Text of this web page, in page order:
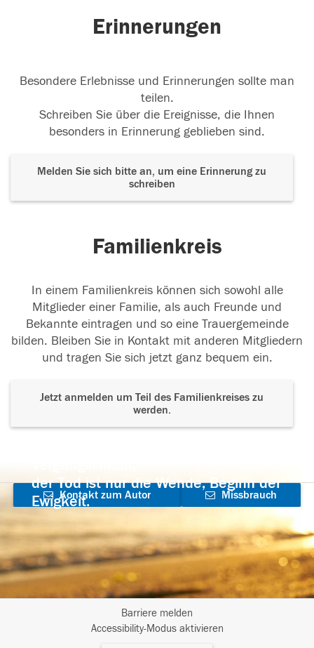
Erinnerungen
Besondere Erlebnisse und Erinnerungen sollte man
teilen.
Schreiben Sie über die Ereignisse, die Ihnen
besonders in Erinnerung geblieben sind.
Melden Sie sich bitte an, um eine Erinnerung zu
schreiben
Familienkreis
In einem Familienkreis können sich sowohl alle
Mitglieder einer Familie, als auch Freunde und
Bekannte eintragen und so eine Trauergemeinde
bilden. Bleiben Sie in Kontakt mit anderen Mitgliedern
und tragen Sie sich jetzt ganz bequem ein.
Jetzt anmelden um Teil des Familienkreises zu
werden.
der Tod ist nur die Wende, Beginn der
Ewigkeit.
Kontakt zum Autor
aufnehmen
Missbrauch
Barriere melden
Accessibility-Modus aktivieren